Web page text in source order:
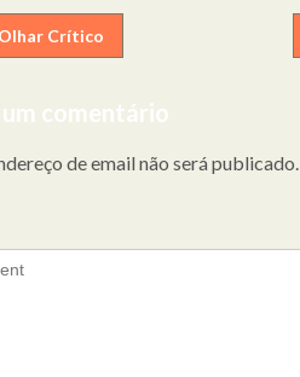
Olhar Crítico
um comentário
de email não será publicado.